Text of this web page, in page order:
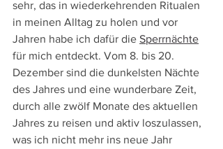
sehr, das in wiederkehrenden Ritualen
in meinen Alltag zu holen und vor
Jahren habe ich dafür die Sperrnächte
für mich entdeckt. Vom 8. bis 20.
Dezember sind die dunkelsten Nächte
des Jahres und eine wunderbare Zeit,
durch alle zwölf Monate des aktuellen
Jahres zu reisen und aktiv loszulassen,
was ich nicht mehr ins neue Jahr